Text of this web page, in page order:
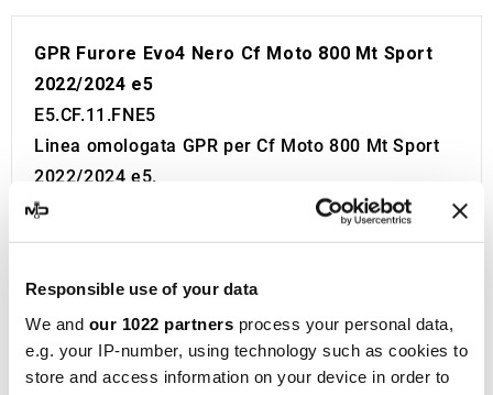
Responsible use of your data
We and our 1022 partners process your personal data,
e.g. your IP-number, using technology such as cookies to
store and access information on your device in order to
GPR Furore Evo4 Nero Cf Moto 800 Mt Sport
2022/2024 e5
E5.CF.11.FNE5
Linea omologata GPR per Cf Moto 800 Mt Sport
2022/2024 e5.
Viene fornito con tutto il necessario per essere
installato sulla moto senza bisogno di modifiche.
Il catalizzatore non è incluso.
Made in Italy 100%.
Garanzia 2 anni.